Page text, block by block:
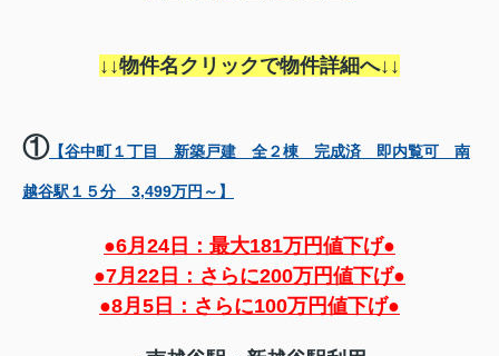
↓↓物件名クリックで物件詳細へ↓↓
①【谷中町１丁目 新築戸建 全２棟 完成済 即内覧可 南
越谷駅１５分 3,499万円～】
●6月24日：最大181万円値下げ●
●7月22日：さらに200万円値下げ●
●8月5日：さらに100万円値下げ●